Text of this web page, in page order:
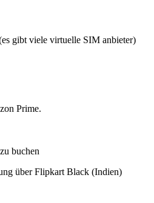
gibt viele virtuelle SIM anbieter)
Prime.
zu buchen